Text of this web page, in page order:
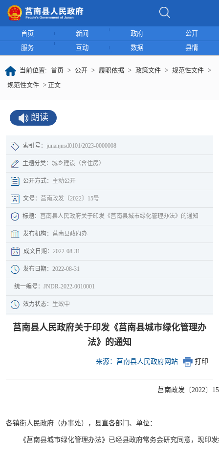
首页 新闻 政府
公开
服务
互动 数据 县情
当前位置: 首页 > 公开 > 履职依据 > 政策文件 > 规范性文件 >
规范性文件 > 正文
朗读
索引号： junanjnsd0101/2023-0000008
主题分类： 城乡建设（含住房）
公开方式： 主动公开
文号： 莒南政发〔2022〕15号
标题： 莒南县人民政府关于印发《莒南县城市绿化管理办法》的通知
发布机构： 莒南县政府办
成文日期： 2022-08-31
发布日期： 2022-08-31
统一编号： JNDR-2022-0010001
效力状态： 生效中
莒南县人民政府关于印发《莒南县城市绿化管理办
法》的通知
来源：莒南县人民政府网站 打印
莒南政发〔2022〕
各镇街人民政府（办事处），县直各部门、单位：
《莒南县城市绿化管理办法》已经县政府常务会研究同意，现印